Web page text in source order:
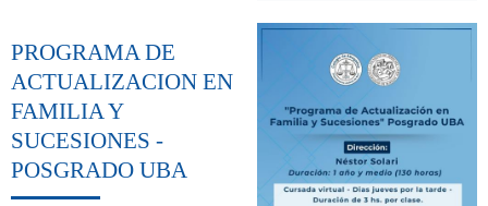
PROGRAMA DE
ACTUALIZACION EN
FAMILIA Y
SUCESIONES -
POSGRADO UBA